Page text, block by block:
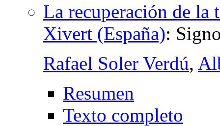
La recuperación de la
Xivert (España):
Rafael Soler Verdú,
Resumen
Texto completo